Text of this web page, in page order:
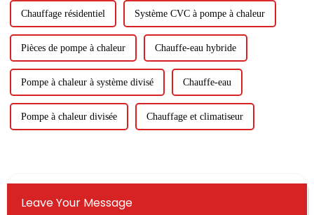
Chauffage résidentiel Système CVC à pompe à chaleur
Pièces de pompe à chaleur Chauffe-eau hybride
Pompe à chaleur à système divisé Chauffe-eau
Pompe à chaleur divisée Chauffage et climatiseur
Leave Your Message